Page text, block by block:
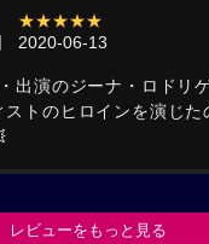
★★★★★
2020-06-13
・出演のジーナ・ロドリ
ストのヒロインを演じ
レビューをもっと見る